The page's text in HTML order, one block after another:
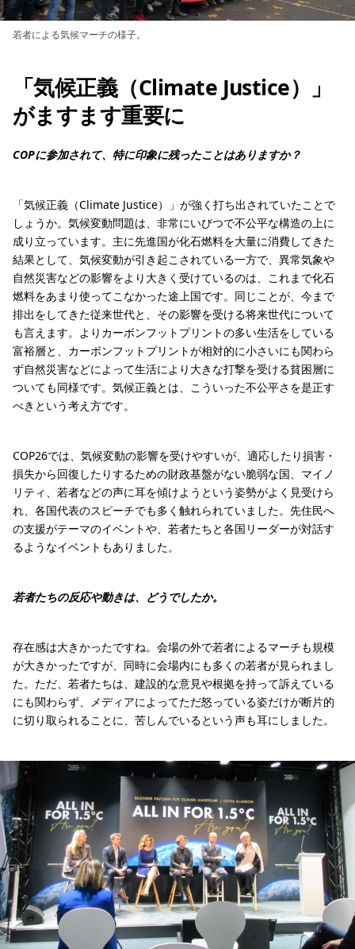
若者による気候マーチの様子。
「気候正義（Climate Justice）」
がますます重要に
COPに参加されて、特に印象に残ったことはありますか？
「気候正義（Climate Justice）」が強く打ち出されていたことで
しょうか。気候変動問題は、非常にいびつで不公平な構造の上に
成り立っています。主に先進国が化石燃料を大量に消費してきた
結果として、気候変動が引き起こされている一方で、異常気象や
自然災害などの影響をより大きく受けているのは、これまで化石
燃料をあまり使ってこなかった途上国です。同じことが、今まで
排出をしてきた従来世代と、その影響を受ける将来世代について
も言えます。よりカーボンフットプリントの多い生活をしている
富裕層と、カーボンフットプリントが相対的に小さいにも関わら
ず自然災害などによって生活により大きな打撃を受ける貧困層に
ついても同様です。気候正義とは、こういった不公平さを是正す
べきという考え方です。
COP26では、気候変動の影響を受けやすいが、適応したり損害・
損失から回復したりするための財政基盤がない脆弱な国、マイノ
リティ、若者などの声に耳を傾けようという姿勢がよく見受けら
れ、各国代表のスピーチでも多く触れられていました。先住民へ
の支援がテーマのイベントや、若者たちと各国リーダーが対話す
るようなイベントもありました。
若者たちの反応や動きは、どうでしたか。
存在感は大きかったですね。会場の外で若者によるマーチも規模
が大きかったですが、同時に会場内にも多くの若者が見られまし
た。ただ、若者たちは、建設的な意見や根拠を持って訴えている
にも関わらず、メディアによってただ怒っている姿だけが断片的
に切り取られることに、苦しんでいるという声も耳にしました。